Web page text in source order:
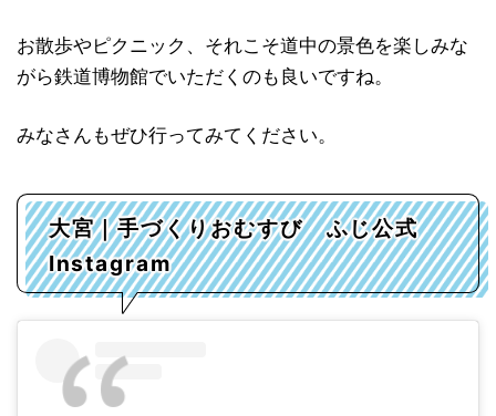
お散歩やピクニック、それこそ道中の景色を楽しみな
がら鉄道博物館でいただくのも良いですね。
みなさんもぜひ行ってみてください。
大宮｜手づくりおむすび ふじ公式
Instagram